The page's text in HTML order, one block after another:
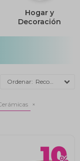
Hogar y
Decoración
Recomendados